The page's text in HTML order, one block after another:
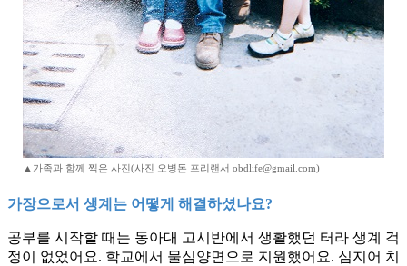
▲가족과 함께 찍은 사진(사진 오병돈 프리랜서 obdlife@gmail.com)
가장으로서 생계는 어떻게 해결하셨나요?
공부를 시작할 때는 동아대 고시반에서 생활했던 터라 생계 걱
정이 없었어요. 학교에서 물심양면으로 지원했어요. 심지어 치